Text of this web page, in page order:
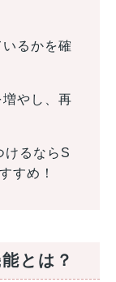
るかを確
やし、再
けるならS
すめ！
とは？